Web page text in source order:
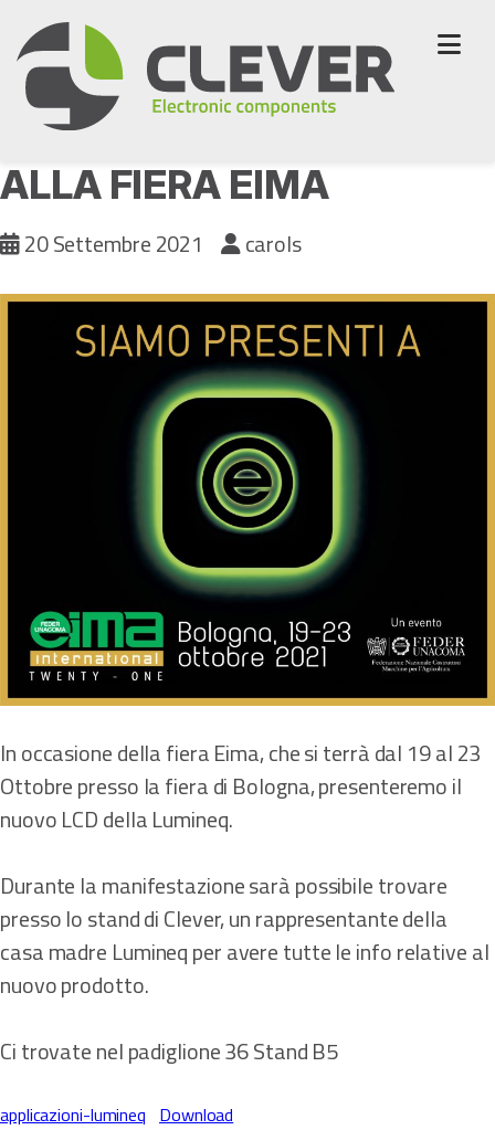
to
content
NUOVO LCD LUMINEQ
ALLA FIERA EIMA
20 Settembre 2021 carols
In occasione della fiera Eima, che si terrà dal 19 al 23
Ottobre presso la fiera di Bologna, presenteremo il
nuovo LCD della Lumineq.
Durante la manifestazione sarà possibile trovare
presso lo stand di Clever, un rappresentante della
casa madre Lumineq per avere tutte le info relative al
nuovo prodotto.
Ci trovate nel padiglione 36 Stand B5
applicazioni-lumineq Download